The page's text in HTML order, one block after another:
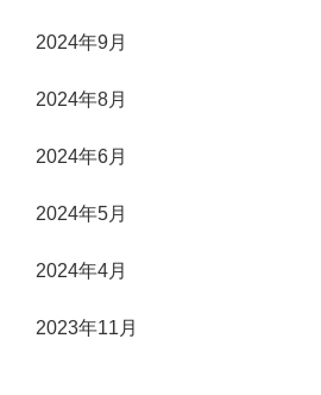
2024年9月
2024年8月
2024年6月
2024年5月
2024年4月
2023年11月